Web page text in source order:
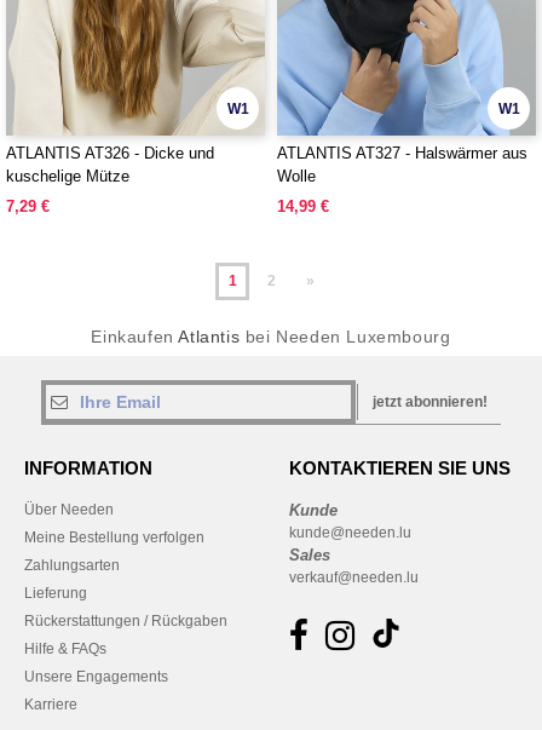
W1
ATLANTIS AT326 - Dicke und
kuschelige Mütze
7,29 €
W1
ATLANTIS AT327 - Halswärmer aus
Wolle
14,99 €
1 2 »
EinkaufenAtlantis bei Needen Luxembourg
jetzt abonnieren!
INFORMATION
Über Needen
Meine Bestellung verfolgen
Zahlungsarten
Lieferung
Rückerstattungen / Rückgaben
Hilfe & FAQs
Unsere Engagements
Karriere
KONTAKTIEREN SIE UNS
Kunde
kunde@needen.lu
Sales
verkauf@needen.lu